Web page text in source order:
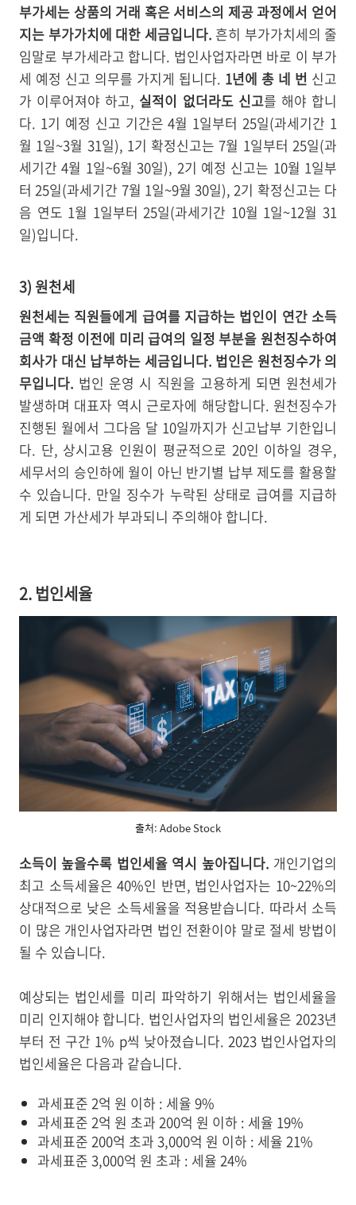
부가세는 상품의 거래 혹은 서비스의 제공 과정에서 얻어
지는 부가가치에 대한 세금입니다. 흔히 부가가치세의 줄
임말로 부가세라고 합니다. 법인사업자라면 바로 이 부가
세 예정 신고 의무를 가지게 됩니다. 1년에 총 네 번 신고
가 이루어져야 하고, 실적이 없더라도 신고를 해야 합니
다. 1기 예정 신고 기간은 4월 1일부터 25일(과세기간 1
월 1일~3월 31일), 1기 확정신고는 7월 1일부터 25일(과
세기간 4월 1일~6월 30일), 2기 예정 신고는 10월 1일부
터 25일(과세기간 7월 1일~9월 30일), 2기 확정신고는 다
음 연도 1월 1일부터 25일(과세기간 10월 1일~12월 31
일)입니다.
3) 원천세
원천세는 직원들에게 급여를 지급하는 법인이 연간 소득
금액 확정 이전에 미리 급여의 일정 부분을 원천징수하여
회사가 대신 납부하는 세금입니다. 법인은 원천징수가 의
무입니다. 법인 운영 시 직원을 고용하게 되면 원천세가
발생하며 대표자 역시 근로자에 해당합니다. 원천징수가
진행된 월에서 그다음 달 10일까지가 신고납부 기한입니
다. 단, 상시고용 인원이 평균적으로 20인 이하일 경우,
세무서의 승인하에 월이 아닌 반기별 납부 제도를 활용할
수 있습니다. 만일 징수가 누락된 상태로 급여를 지급하
게 되면 가산세가 부과되니 주의해야 합니다.
2. 법인세율
출처: Adobe Stock
소득이 높을수록 법인세율 역시 높아집니다. 개인기업의
최고 소득세율은 40%인 반면, 법인사업자는 10~22%의
상대적으로 낮은 소득세율을 적용받습니다. 따라서 소득
이 많은 개인사업자라면 법인 전환이야 말로 절세 방법이
될 수 있습니다.
예상되는 법인세를 미리 파악하기 위해서는 법인세율을
미리 인지해야 합니다. 법인사업자의 법인세율은 2023년
부터 전 구간 1% p씩 낮아졌습니다. 2023 법인사업자의
법인세율은 다음과 같습니다.
과세표준 2억 원 이하 : 세율 9%
과세표준 2억 원 초과 200억 원 이하 : 세율 19%
과세표준 200억 초과 3,000억 원 이하 : 세율 21%
과세표준 3,000억 원 초과 : 세율 24%